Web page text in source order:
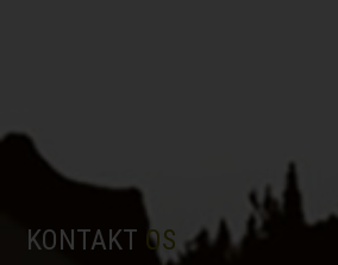
KONTAKT OS